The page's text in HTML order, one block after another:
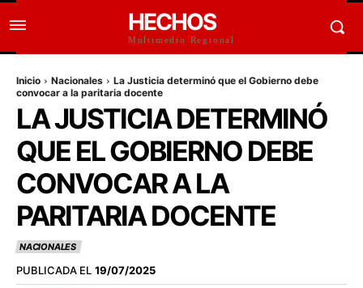
HECHOS
Multimedio Regional
Inicio Nacionales
La Justicia determinó que el Gobierno debe
convocar a la paritaria docente
LA JUSTICIA DETERMINÓ
QUE EL GOBIERNO DEBE
CONVOCAR A LA
PARITARIA DOCENTE
NACIONALES
PUBLICADA EL 19/07/2025